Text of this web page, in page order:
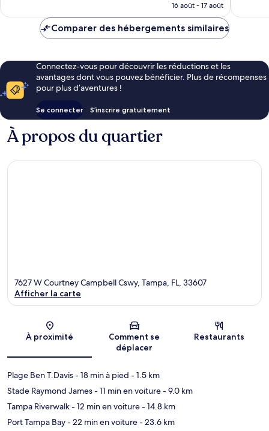
prix
de
16 août - 17 août
Comparer des hébergements similaires
Connectez-vous pour découvrir les réductions et les
avantages dont vous pouvez bénéficier. Plus de récompenses
pour plus d’aventures !
Se connecter S’inscrire gratuitement
À propos du quartier
Carte
7627 W Courtney Campbell Cswy, Tampa, FL, 33607
Afficher la carte
À proximité
Comment se
déplacer
Restaurants
Plage Ben T.Davis- 18 min à pied - 1.5 km
Stade Raymond James- 11 min en voiture- 9.0 km
Tampa Riverwalk- 12 min en voiture- 14.8 km
Port Tampa Bay- 22 min en voiture- 23.6 km